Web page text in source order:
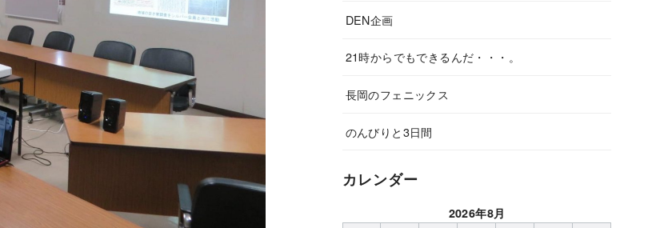
DEN企画
21時からでもできるんだ・・・。
長岡のフェニックス
のんびりと3日間
カレンダー
2026年8月